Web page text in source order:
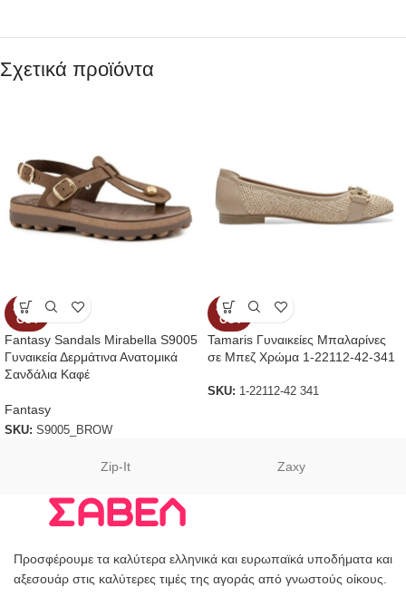
Σχετικά προϊόντα
SOLD
OUT
Fantasy Sandals Mirabella S9005
Γυναικεία Δερμάτινα Ανατομικά
Σανδάλια Καφέ
Fantasy
SKU: S9005_BROW
SOLD
OUT
Tamaris Γυναικείες Μπαλαρίνες
σε Μπεζ Χρώμα 1-22112-42-341
SKU: 1-22112-42 341
Zip-It Zaxy
Προσφέρουμε τα καλύτερα ελληνικά και ευρωπαϊκά υποδήματα και
αξεσουάρ στις καλύτερες τιμές της αγοράς από γνωστούς οίκους.